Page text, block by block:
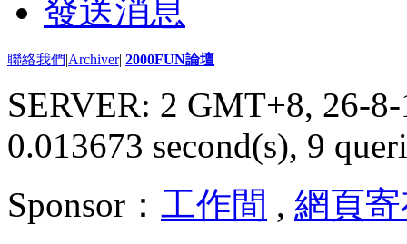
發送消息
聯絡我們|Archiver| 2000FUN論壇
SERVER: 2 GMT+8, 26-
0.013673 second(s), 9
Sponsor： 工作間 , 網頁